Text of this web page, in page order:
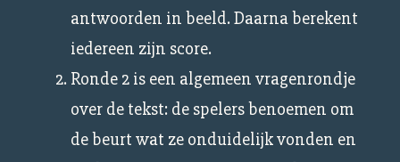
antwoorden in beeld. Daarna berekent
iedereen zijn score.
Ronde 2 is een algemeen vragenrondje
over de tekst: de spelers benoemen om
de beurt wat ze onduidelijk vonden en